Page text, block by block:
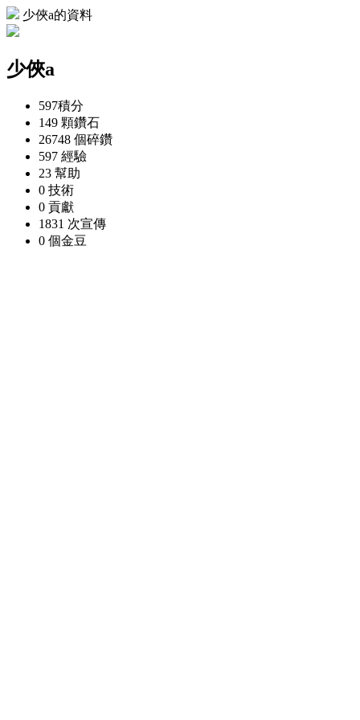
少俠a的資料
少俠a
597積分
149 顆鑽石
26748 個碎鑽
597 經驗
23 幫助
0 技術
0 貢獻
1831 次宣傳
0 個金豆